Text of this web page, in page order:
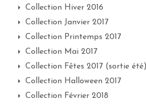
Collection Hiver 2016
Collection Janvier 2017
Collection Printemps 2017
Collection Mai 2017
Collection Fêtes 2017 (sortie été)
Collection Halloween 2017
Collection Février 2018